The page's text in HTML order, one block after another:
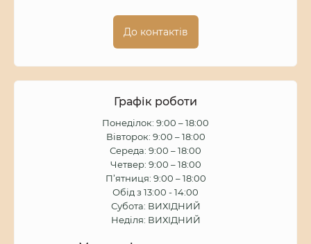
До контактів
Графік роботи
Понеділок: 9:00 – 18:00
Вівторок: 9:00 – 18:00
Середа: 9:00 – 18:00
Четвер: 9:00 – 18:00
П’ятниця: 9:00 – 18:00
Обід з 13:00 - 14:00
Субота: ВИХІДНИЙ
Неділя: ВИХІДНИЙ